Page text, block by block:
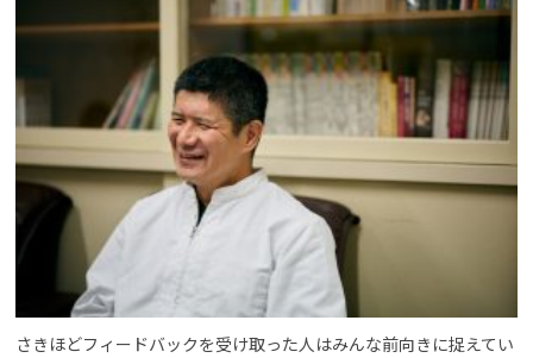
さきほどフィードバックを受け取った人はみんな前向きに捉えてい